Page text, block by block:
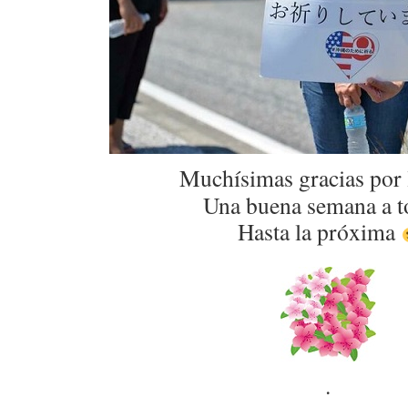
Muchísimas gracias por
Una buena semana a
Hasta la próxima
.